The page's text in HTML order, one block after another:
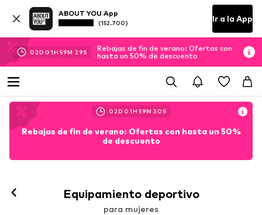
ABOUT YOU App
(152.700) Ir a la App
02D 01H 59M 29S
Rebajas de fin de verano: Ofertas con
hasta un 50% de descuento
02D 01H 59M 29 S
Rebajas de fin de verano: Ofertas con hasta un 50%
de descuento
Equipamiento deportivo
para mujeres